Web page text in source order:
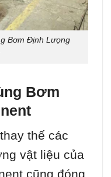
Bơm Định Lượng
Bơm
thế các
vật liệu của
cũng đóng